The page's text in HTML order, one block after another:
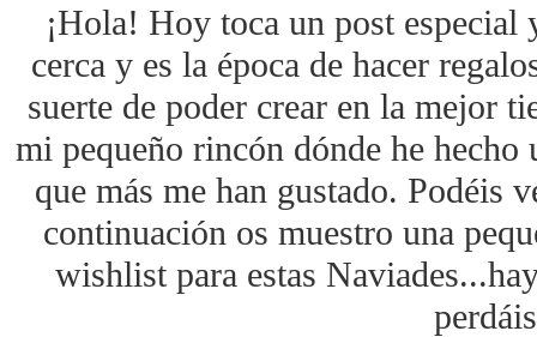
¡Hola! Hoy toca un post especial
cerca y es la época de hacer
suerte de poder crear en la mejor
mi pequeño rincón dónde he hecho
que más me han gustado. Podéis
continuación os muestro una
wishlist para estas